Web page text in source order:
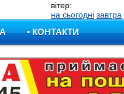
вітер:
на сьогодні завтра
• КОНТАКТИ